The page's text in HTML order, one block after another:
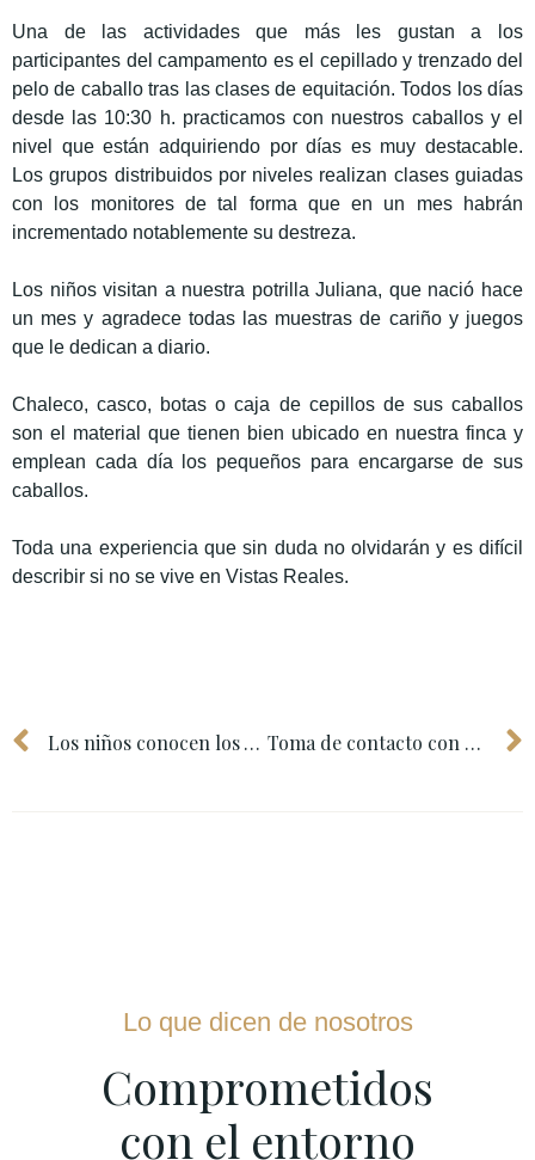
Una de las actividades que más les gustan a los
participantes del campamento es el cepillado y trenzado del
pelo de caballo tras las clases de equitación. Todos los días
desde las 10:30 h. practicamos con nuestros caballos y el
nivel que están adquiriendo por días es muy destacable.
Los grupos distribuidos por niveles realizan clases guiadas
con los monitores de tal forma que en un mes habrán
incrementado notablemente su destreza.
Los niños visitan a nuestra potrillaJuliana, que nació hace
un mes y agradece todas las muestras de cariño y juegos
que le dedican a diario.
Chaleco, casco, botas o caja de cepillos de sus caballos
son el material que tienen bien ubicado en nuestra finca y
emplean cada día los pequeños para encargarse de sus
caballos.
Toda una experiencia que sin duda no olvidarán y es difícil
describir si no se vive en Vistas Reales.
Los niños conocen los Animales Exóticos. Campamento 2019 Sierra Norte Toma de contacto con un Huerto en la Sierra de Madrid.
Lo que dicen de nosotros
Comprometidos
con el entorno